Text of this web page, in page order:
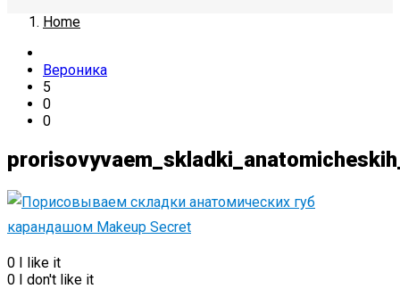
Home
Вероника
5
0
0
0 I like it
0 I don't like it